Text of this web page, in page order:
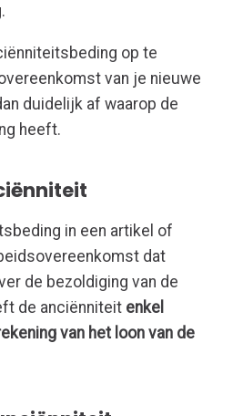
op te
van je nieuwe
duidelijk af waarop de
heeft.
in een artikel of
dat
de bezoldiging van de
de anciënniteit enkel
van het loon van de